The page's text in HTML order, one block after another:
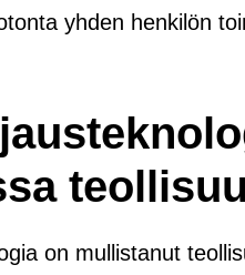
yhden henkilön
on mullistanut